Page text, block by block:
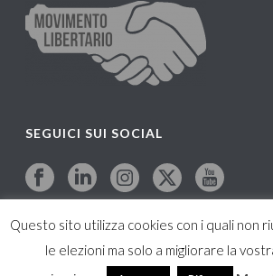
SEGUICI SUI SOCIAL
Questo sito utilizza cookies con i quali non
le elezioni ma solo a migliorare la